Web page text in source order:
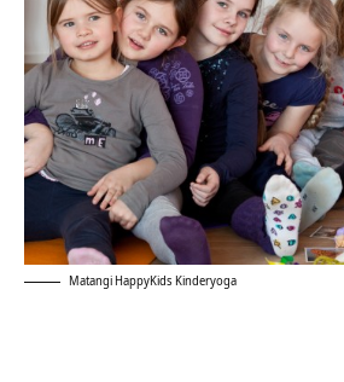
Matangi HappyKids Kinderyoga